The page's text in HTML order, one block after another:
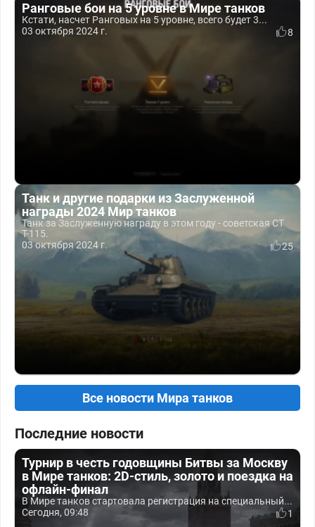
Ранговые бои на 5 уровне в Мире танков
Кстати, насчет Ранговых на 5 уровне, всего будет 3...
03 октября 2024 г.
8
Танк и другие подарки из Заслуженной
награды 2024 Мир танков
Танк за Заслуженную награду в этом году - советская СТ
Т-115.
03 октября 2024 г.
25
Все новости Мира танков
Последние новости
Турнир в честь годовщины Битвы за Москву
в Мире танков: 2D-стиль, золото и поездка на
офлайн-финал
В Мире танков стартовала регистрация на специальный...
Сегодня, 09:48
1